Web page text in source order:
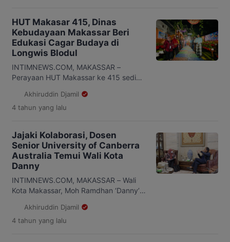
HUT Makasar 415, Dinas
Kebudayaan Makassar Beri
Edukasi Cagar Budaya di
Longwis Blodul
INTIMNEWS.COM, MAKASSAR –
Perayaan HUT Makassar ke 415 sedikit
tahun sebelumnya. Tahun ini, selain
dilaksanakan di malam hari, juga
terlihat di Lorong Wisata (Longwis)
Blodul Jl Bonto Dg Ngirate Blok 20 RT
20 RW 06 Rappocini, dimana bidang
pelestarian sejarah, tradisi dan […]
Akhiruddin Djamil
4 tahun yang lalu
Jajaki Kolaborasi, Dosen
Senior University of Canberra
Australia Temui Wali Kota
Danny
INTIMNEWS.COM, MAKASSAR – Wali
Kota Makassar, Moh Ramdhan ‘Danny’
Pendidikan STEM Fakultas Pendidikan
University of Canberra Australia, Sitti
Akhiruddin Djamil
4 tahun yang lalu